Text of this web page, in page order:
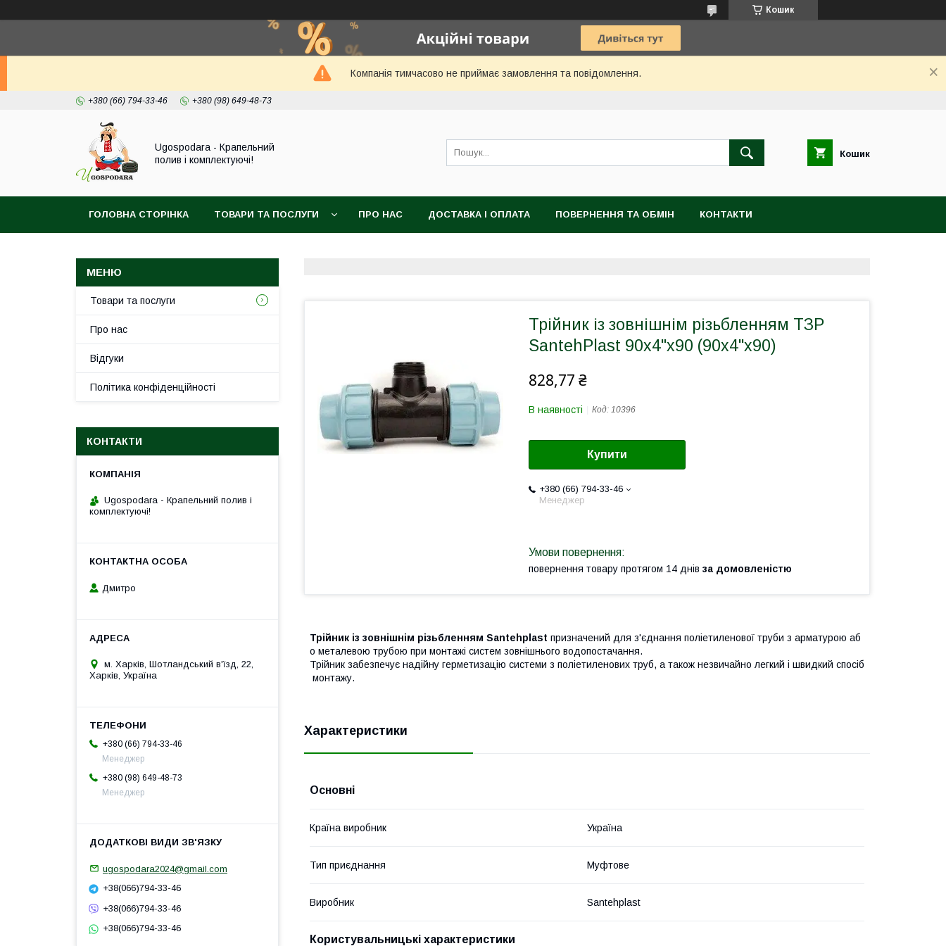
Кошик
Компанія тимчасово не приймає замовлення та повідомлення.
+380 (66) 794-33-46 +380 (98) 649-48-73
Ugospodara - Крапельний
полив і комплектуючі!
Кошик
ГОЛОВНА СТОРІНКА ТОВАРИ ТА ПОСЛУГИ ПРО НАС ДОСТАВКА І ОПЛАТА ПОВЕРНЕННЯ ТА ОБМІН КОНТАКТИ
Трійник із зовнішнім різьбленням ТЗР
SantehPlast 90х4"х90 (90х4"х90)
828,77 ₴
В наявності Код: 10396
Купити
+380 (66) 794-33-46
Менеджер
повернення товару протягом 14 днів за домовленістю
Трійник із зовнішнім різьбленням Santehplast призначений для з'єднання поліетиленової труби з арматурою аб
о металевою трубою при монтажі систем зовнішнього водопостачання.
Трійник забезпечує надійну герметизацію системи з поліетиленових труб, а також незвичайно легкий і швидкий спосіб
монтажу.
Характеристики
Основні
Країна виробник Україна
Тип приєднання Муфтове
Виробник Santehplast
Користувальницькі характеристики
Товари та послуги
Про нас
Відгуки
Політика конфіденційності
КОНТАКТИ
Ugospodara - Крапельний полив і
комплектуючі!
Дмитро
м. Харків, Шотландський в'їзд, 22,
Харків, Україна
+380 (66) 794-33-46
Менеджер
+380 (98) 649-48-73
Менеджер
ugospodara2024@gmail.com
+38(066)794-33-46
+38(066)794-33-46
+38(066)794-33-46